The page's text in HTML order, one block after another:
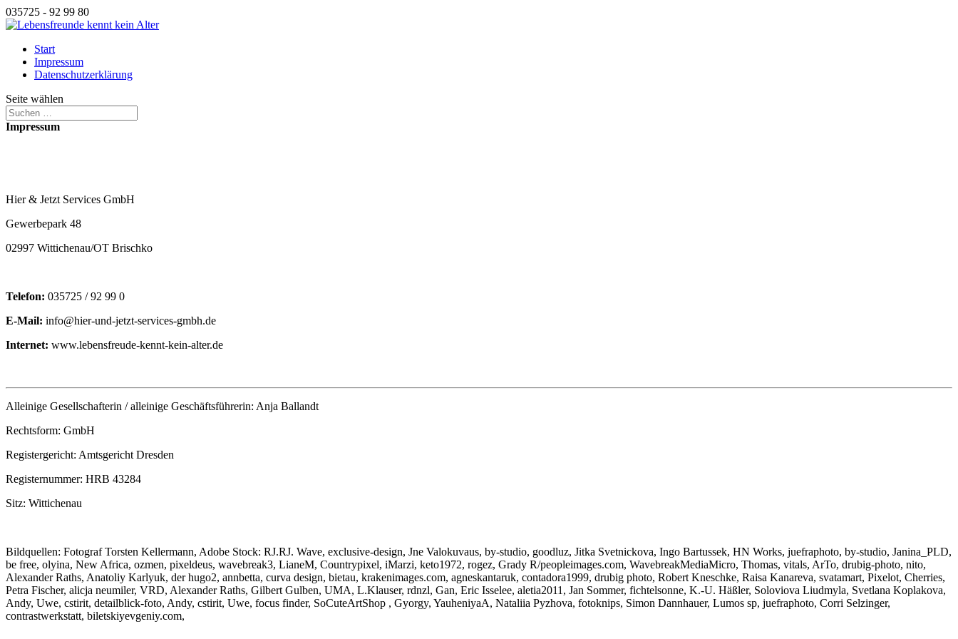
035725 - 92 99 80
Start
Impressum
Datenschutzerklärung
Seite wählen
Impressum
Hier & Jetzt Services GmbH
Gewerbepark 48
02997 Wittichenau/OT Brischko
Telefon: 035725 / 92 99 0
E-Mail: info@hier-und-jetzt-services-gmbh.de
Internet: www.lebensfreude-kennt-kein-alter.de
Alleinige Gesellschafterin / alleinige Geschäftsführerin: Anja Ballandt
Rechtsform: GmbH
Registergericht: Amtsgericht Dresden
Registernummer: HRB 43284
Sitz: Wittichenau
Bildquellen: Fotograf Torsten Kellermann, Adobe Stock: RJ.RJ. Wave, exclusive-design, Jne Valokuvaus, by-studio, goodluz, Jitka Svetnickova, Ingo Bartussek, HN Works, juefraphoto, by-studio, Janina_PLD,
be free, olyina, New Africa, ozmen, pixeldeus, wavebreak3, LianeM, Countrypixel, iMarzi, keto1972, rogez, Grady R/peopleimages.com, WavebreakMediaMicro, Thomas, vitals, ArTo, drubig-photo, nito,
Alexander Raths, Anatoliy Karlyuk, der hugo2, annbetta, curva design, bietau, krakenimages.com, agneskantaruk, contadora1999, drubig photo, Robert Kneschke, Raisa Kanareva, svatamart, Pixelot, Cherries,
Petra Fischer, alicja neumiler, VRD, Alexander Raths, Gilbert Gulben, UMA, L.Klauser, rdnzl, Gan, Eric Isselee, aletia2011, Jan Sommer, fichtelsonne, K.-U. Häßler, Soloviova Liudmyla, Svetlana Koplakova,
Andy, Uwe, cstirit, detailblick-foto, Andy, cstirit, Uwe, focus finder, SoCuteArtShop , Gyorgy, YauheniyaA, Nataliia Pyzhova, fotoknips, Simon Dannhauer, Lumos sp, juefraphoto, Corri Selzinger,
contrastwerkstatt, biletskiyevgeniy.com,